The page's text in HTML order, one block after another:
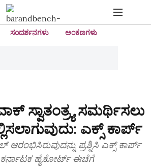
ಸಂದರ್ಶನಗಳು ಅಂಕಣಗಳು
ಸ್ವಾತಂತ್ರ್ಯ ಸಮರ್ಥಿಸಲು
ಎಕ್ಸ್‌ ಕಾರ್ಪ್‌
ಪ್ರಶ್ನಿಸಿ ಎಕ್ಸ್‌ ಕಾರ್ಪ್‌
ಕರ್ನಾಟಕ ಹೈಕೋರ್ಟ್‌ ಈಚೆಗೆ